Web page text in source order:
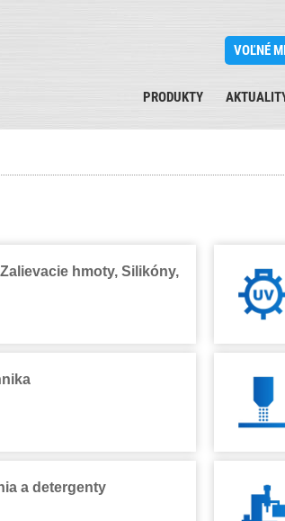
VOĽNÉ
PRODUKTY
hmoty, Silikóny,
a detergenty